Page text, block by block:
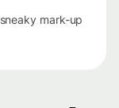
mark-up